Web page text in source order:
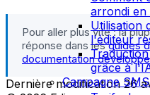
arrondi en
Utilisation
l'éditeur
grâce à
Campagne SMS
Pour aller plus vite : la
réponse dans lesguides
documentation
Dernière modification26